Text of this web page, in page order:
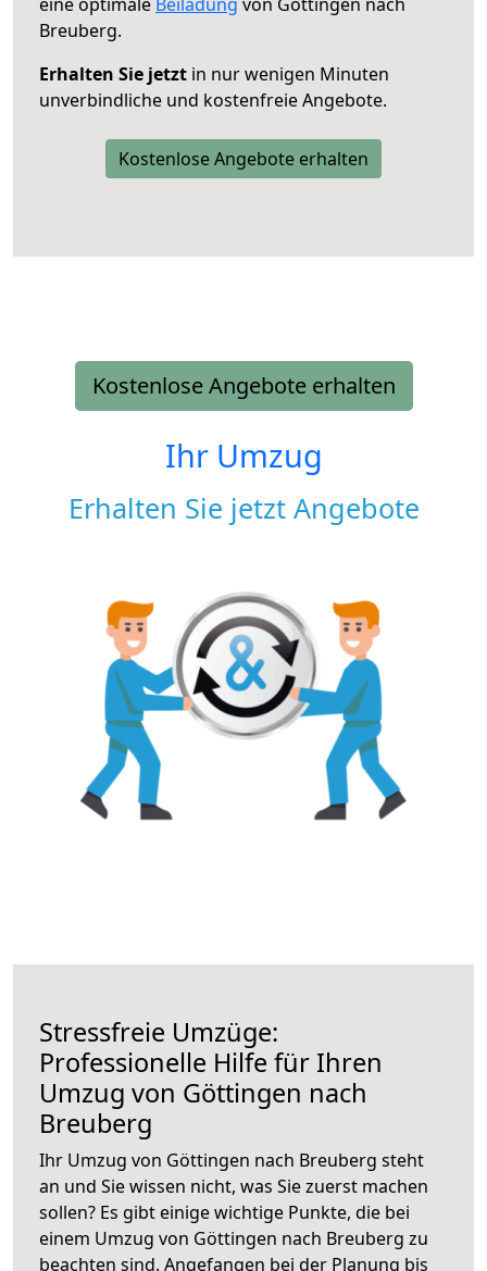
Breuberg.
Erhalten Sie jetzt in nur wenigen Minuten
unverbindliche und kostenfreie Angebote.
Kostenlose Angebote erhalten
Kostenlose Angebote erhalten
Ihr Umzug
Erhalten Sie jetzt Angebote
Stressfreie Umzüge:
Professionelle Hilfe für Ihren
Umzug von Göttingen nach
Breuberg
Ihr Umzug von Göttingen nach Breuberg steht
an und Sie wissen nicht, was Sie zuerst machen
sollen? Es gibt einige wichtige Punkte, die bei
einem Umzug von Göttingen nach Breuberg zu
beachten sind. Angefangen bei der Planung bis